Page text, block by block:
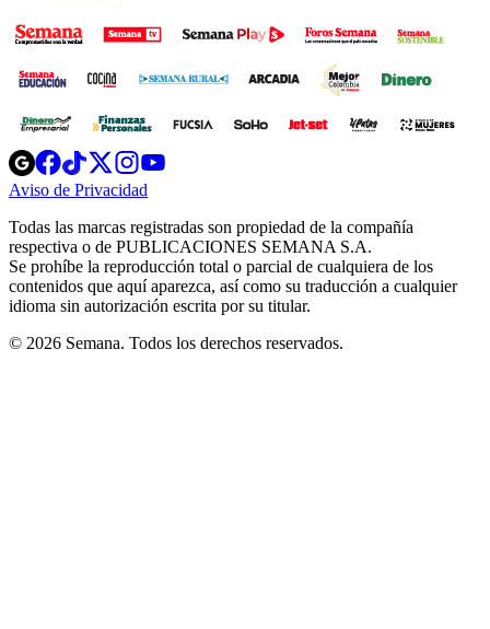
Opens
in
new
Opens
in
new
Opens
in
new
window
Opens
new
windowwindow
Aviso de Privacidad
new
window
Todas las marcas registradas son propiedad de la compañía
respectiva o de PUBLICACIONES SEMANA S.A.
Se prohíbe la reproducción total o parcial de cualquiera de los
contenidos que aquí aparezca, así como su traducción a cualquier
idioma sin autorización escrita por su titular.
© 2026 Semana. Todos los derechos reservados.